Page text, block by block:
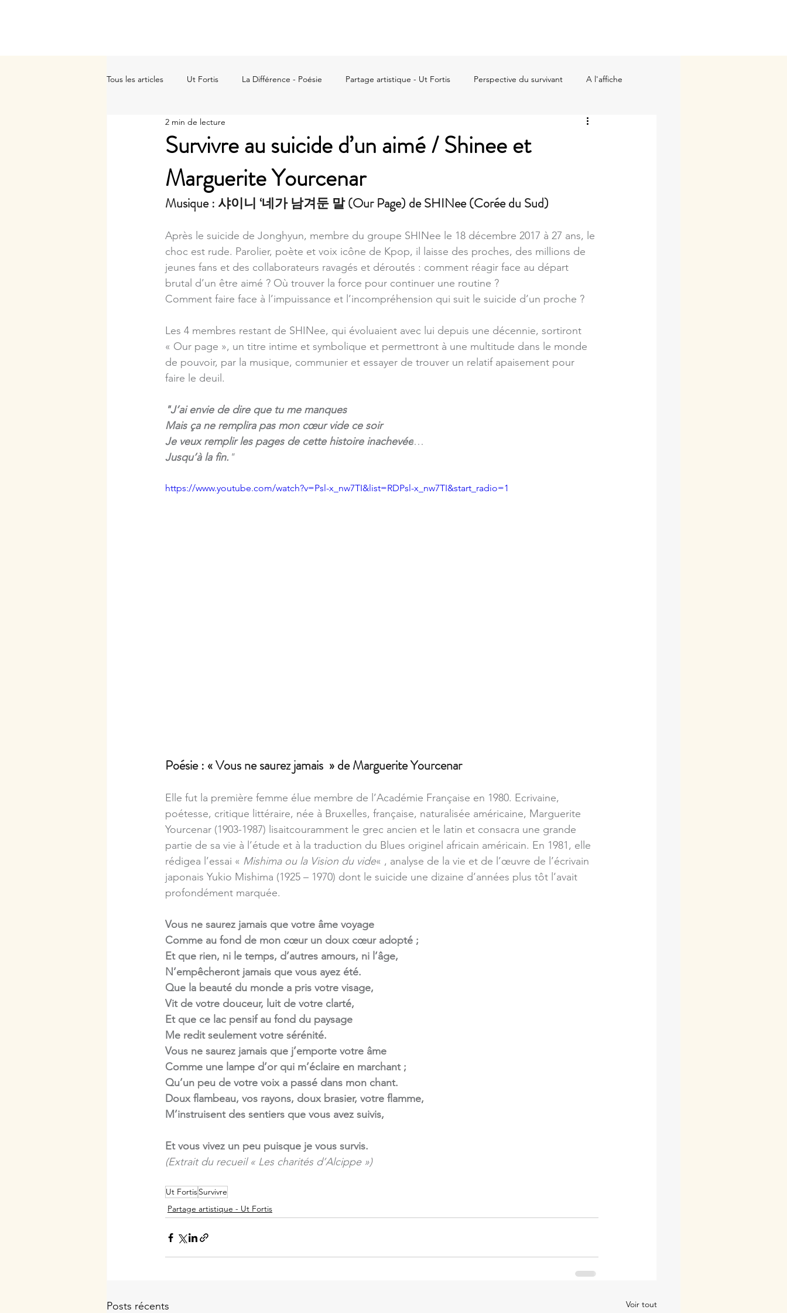
Tous les articles Ut Fortis La Différence - Poésie Partage artistique - Ut Fortis Perspective du survivant A l'affiche
Essais
Survivre au suicide d’un aimé / Shinee et
Marguerite Yourcenar
2 min de lecture
Musique : 샤이니 ‘네가 남겨둔 말 (Our Page) de SHINee (Corée du Sud)
Après le suicide de Jonghyun, membre du groupe SHINee le 18 décembre 2017 à 27 ans, le
choc est rude. Parolier, poète et voix icône de Kpop, il laisse des proches, des millions de
jeunes fans et des collaborateurs ravagés et déroutés : comment réagir face au départ
brutal d’un être aimé ? Où trouver la force pour continuer une routine ?
Comment faire face à l’impuissance et l’incompréhension qui suit le suicide d’un proche ?
Les 4 membres restant de SHINee, qui évoluaient avec lui depuis une décennie, sortiront
« Our page », un titre intime et symbolique et permettront à une multitude dans le monde
de pouvoir, par la musique, communier et essayer de trouver un relatif apaisement pour
faire le deuil.
"J’ai envie de dire que tu me manques
Mais ça ne remplira pas mon cœur vide ce soir
Je veux remplir les pages de cette histoire inachevée…
Jusqu’à la fin. "
https://www.youtube.com/watch?v=Psl-x_nw7TI&list=RDPsl-x_nw7TI&start_radio=1
Poésie : « Vous ne saurez jamais » de Marguerite Yourcenar
Elle fut la première femme élue membre de l’Académie Française en 1980. Ecrivaine,
poétesse, critique littéraire, née à Bruxelles, française, naturalisée américaine, Marguerite
Yourcenar (1903-1987) lisaitcouramment le grec ancien et le latin et consacra une grande
partie de sa vie à l’étude et à la traduction du Blues originel africain américain. En 1981, elle
rédigea l’essai « Mishima ou la Vision du vide« , analyse de la vie et de l’œuvre de l’écrivain
japonais Yukio Mishima (1925 – 1970) dont le suicide une dizaine d’années plus tôt l’avait
profondément marquée.
Vous ne saurez jamais que votre âme voyage
Comme au fond de mon cœur un doux cœur adopté ;
Et que rien, ni le temps, d’autres amours, ni l’âge,
N’empêcheront jamais que vous ayez été.
Que la beauté du monde a pris votre visage,
Vit de votre douceur, luit de votre clarté,
Et que ce lac pensif au fond du paysage
Me redit seulement votre sérénité.
Vous ne saurez jamais que j’emporte votre âme
Comme une lampe d’or qui m’éclaire en marchant ;
Qu’un peu de votre voix a passé dans mon chant.
Doux flambeau, vos rayons, doux brasier, votre flamme,
M’instruisent des sentiers que vous avez suivis,
Et vous vivez un peu puisque je vous survis.
(Extrait du recueil « Les charités d’Alcippe »)
Ut FortisSurvivre
Partage artistique - Ut Fortis
Posts récents Voir tout